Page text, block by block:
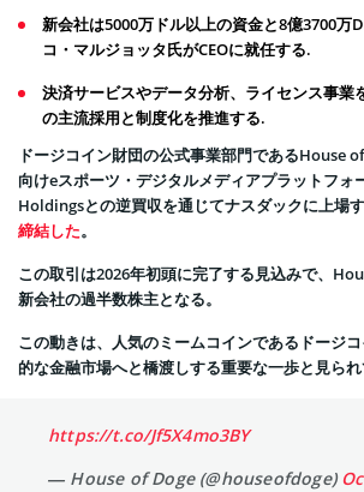
新会社は5000万ドル以上の資金と8億3700万
コ・マルジョッタ氏がCEOに就任する.
決済サービスやデータ分析、ライセンス事業
の主流採用と制度化を推進する.
ドージコイン財団の公式事業部門であるHouse
向けeスポーツ・デジタルメディアプラットフォ
Holdingsとの逆買収を通じてナスダックに上場
締結した。
この取引は2026年初頭に完了する見込みで、
新会社の過半数株主となる。
この動きは、人気のミームコインであるドージ
的な金融市場へと橋渡しする重要な一歩と見られ
https://t.co/Jf5X4mo3BY
— House of Doge (@houseofdoge)